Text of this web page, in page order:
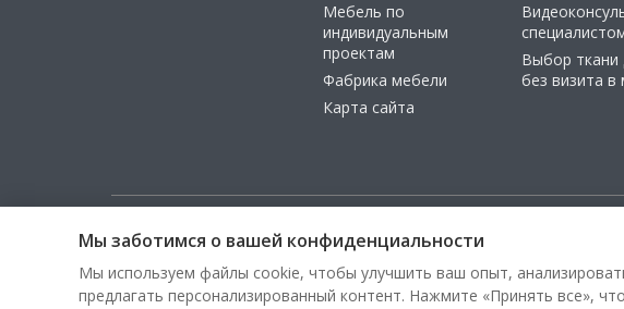
Мебель по
индивидуальным
проектам
Фабрика мебели
Карта сайта
Выбор ткани
без визита в
Copyright © 2026, ООО «100 Диванов» — Все права защищены
Мы заботимся о вашей конфиденциальности
Мы используем файлы cookie, чтобы улучшить ваш опыт,
предлагать персонализированный контент. Нажмите «Принять все»,